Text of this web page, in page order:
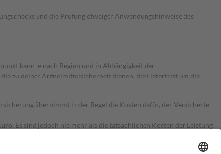
und die Prüfung etwaiger Anwendungshinweise des
kann je nach Region und in Abhängigkeit der
zu deiner Arzneimittelsicherheit dienen, die Lieferfrist um die
übernimmt in der Regel die Kosten dafür, der Versicherte
Es sind jedoch nie mehr als die tatsächlichen Kosten der Leistung